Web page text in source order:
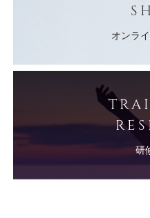
オンラ
研